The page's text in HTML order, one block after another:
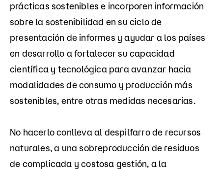
prácticas sostenibles e incorporen información
sobre la sostenibilidad en su ciclo de
presentación de informes y ayudar a los países
en desarrollo a fortalecer su capacidad
científica y tecnológica para avanzar hacia
modalidades de consumo y producción más
sostenibles, entre otras medidas necesarias.
No hacerlo conlleva al despilfarro de recursos
naturales, a una sobreproducción de residuos
de complicada y costosa gestión, a la